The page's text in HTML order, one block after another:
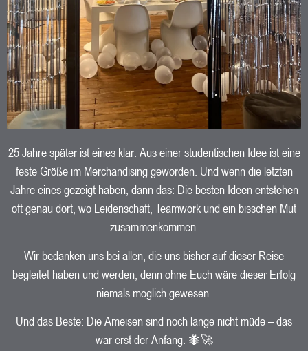
25 Jahre später ist eines klar: Aus einer studentischen Idee ist eine
feste Größe im Merchandising geworden. Und wenn die letzten
Jahre eines gezeigt haben, dann das: Die besten Ideen entstehen
oft genau dort, wo Leidenschaft, Teamwork und ein bisschen Mut
zusammenkommen.
Wir bedanken uns bei allen, die uns bisher auf dieser Reise
begleitet haben und werden, denn ohne Euch wäre dieser Erfolg
niemals möglich gewesen.
Und das Beste: Die Ameisen sind noch lange nicht müde – das
war erst der Anfang. 🐜🚀